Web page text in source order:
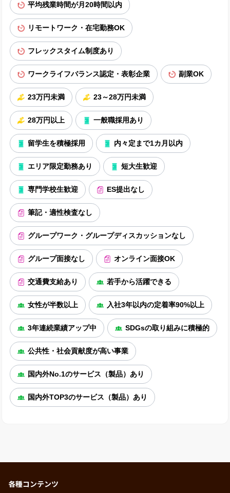
平均残業時間が月20時間以内
リモートワーク・在宅勤務OK
フレックスタイム制度あり
ワークライフバランス認定・表彰企業 副業OK
23万円未満 23～28万円未満
28万円以上 一般職採用あり
留学生を積極採用 内々定まで1カ月以内
エリア限定勤務あり 短大生歓迎
専門学校生歓迎 ES提出なし
筆記・適性検査なし
グループワーク・グループディスカッションなし
グループ面接なし オンライン面接OK
交通費支給あり 若手から活躍できる
女性が半数以上 入社3年以内の定着率90%以上
3年連続業績アップ中 SDGsの取り組みに積極的
公共性・社会貢献度が高い事業
国内外No.1のサービス（製品）あり
国内外TOP3のサービス（製品）あり
各種コンテンツ